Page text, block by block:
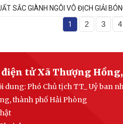
SẮC GIÀNH NGÔI VÔ ĐỊCH GIẢI
1 2 3 4
tử Xã Thượng
dung: Phó Chủ tịch TT_ Uỷ ban
thành phố Hải Phòng